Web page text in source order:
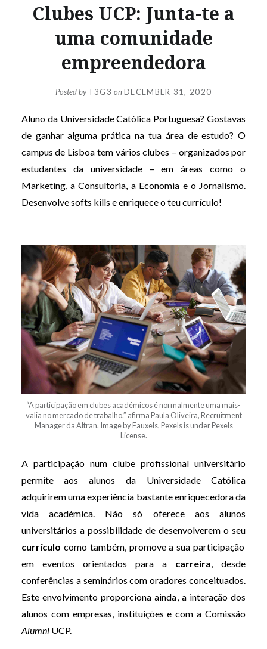
Clubes UCP: Junta-te a
uma comunidade
empreendedora
Posted byT3G3 onDECEMBER 31, 2020
Aluno da Universidade Católica Portuguesa? Gostavas
de ganhar alguma prática na tua área de estudo? O
campus de Lisboa tem vários clubes – organizados por
estudantes da universidade – em áreas como o
Marketing, a Consultoria, a Economia e o Jornalismo.
Desenvolve softs kills e enriquece o teu currículo!
“A participação em clubes académicos é normalmente uma mais-
valia no mercado de trabalho.” afirma Paula Oliveira, Recruitment
Manager da Altran. Image by Fauxels, Pexels is under Pexels
License.
Aparticipação num clube profissional universitário
permite aos alunos da Universidade Católica
adquirirem uma experiência bastante enriquecedora da
vida académica. Não só oferece aos alunos
universitários a possibilidade de desenvolverem o seu
currículo como também, promove a sua participação
em eventos orientados para a carreira, desde
conferências a seminários com oradores conceituados.
Este envolvimento proporciona ainda, a interação dos
alunos com empresas, instituições e com a Comissão
AlumniUCP.